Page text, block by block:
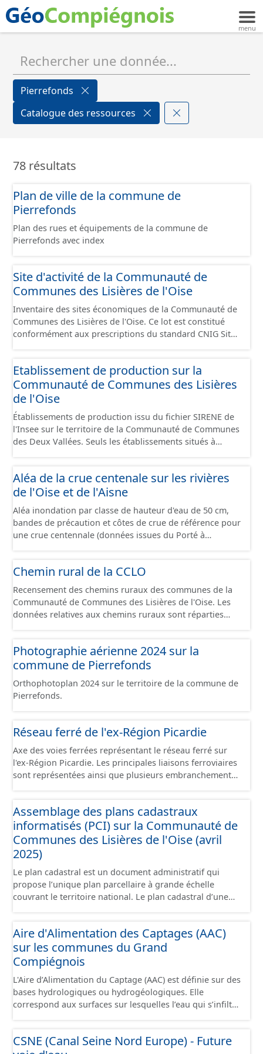
Pierrefonds
Catalogue des ressources
78 résultats
Plan de ville de la commune de
Pierrefonds
Plan des rues et équipements de la commune de
Pierrefonds avec index
Site d'activité de la Communauté de
Communes des Lisières de l'Oise
Inventaire des sites économiques de la Communauté de
Communes des Lisières de l'Oise. Ce lot est constitué
conformément aux prescriptions du standard CNIG Sites
Etablissement de production sur la
Communauté de Communes des Lisières
de l'Oise
Établissements de production issu du fichier SIRENE de
l'Insee sur le territoire de la Communauté de Communes
des Deux Vallées. Seuls les établissements situés à
conformément aux prescriptions du standard CNIG Sites
Économiques. Ce lot ne contient pas la référence aux
delà des prescriptions du CNIG se limitant aux SCI.
Aléa de la crue centenale sur les rivières
de l'Oise et de l'Aisne
Aléa inondation par classe de hauteur d'eau de 50 cm,
bandes de précaution et côtes de crue de référence pour
une crue centennale (données issues du Porté à
Chemin rural de la CCLO
Recensement des chemins ruraux des communes de la
Communauté de Communes des Lisières de l'Oise. Les
données relatives aux chemins ruraux sont réparties
générales du chemin (longueur, largeur, etc.). - Secteurs :
les informations générales du chemin et données
relevés sur les chemins (bois, talus, bande enherbée,
etc.). - Observations : les observations relevées sur les
- Plantations : proposition de plantation de haies (haie
basse, haie mixte, etc.).
Photographie aérienne 2024 sur la
commune de Pierrefonds
Orthophotoplan 2024 sur le territoire de la commune de
Pierrefonds.
Réseau ferré de l'ex-Région Picardie
Axe des voies ferrées représentant le réseau ferré sur
l'ex-Région Picardie. Les principales liaisons ferroviaires
sont représentées ainsi que plusieurs embranchements
sont désaffectées mais sont toujours physiquement
présentes sur le terrain.
Assemblage des plans cadastraux
informatisés (PCI) sur la Communauté de
Communes des Lisières de l'Oise (avril
2025)
Le plan cadastral est un document administratif qui
propose l’unique plan parcellaire à grande échelle
couvrant le territoire national. Le plan cadastral d’une
communément appelées « feuilles de plan ». La parcelle
est l’unité cadastrale de base. C’est un terrain d’un seul
tenant situé dans un même lieudit et appartenant à un
même propriétaire. Le plan cadastral au format vecteur
est issu majoritairement de numérisation du plan
cadastral papier ou raster réalisée dans le cadre de
conventions avec les collectivités territoriales. Les plans
(RGF93). Cette ressource propose l'assemblage des
Aire d'Alimentation des Captages (AAC)
sur les communes du Grand
Compiégnois
L'Aire d’Alimentation du Captage (AAC) est définie sur des
bases hydrologiques ou hydrogéologiques. Elle
correspond aux surfaces sur lesquelles l’eau qui s’infiltre
correspond : - pour un ouvrage de prélèvement destiné
CSNE (Canal Seine Nord Europe) - Future